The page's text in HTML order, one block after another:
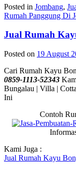
Posted in Jombang,
Rumah Panggung Di
Jual Rumah
Posted on 19 August
Cari Rumah Kayu
0859-1113-52343
Bungalau | Villa |
Ini
Contoh
Kami Juga :
Jual Rumah Kayu